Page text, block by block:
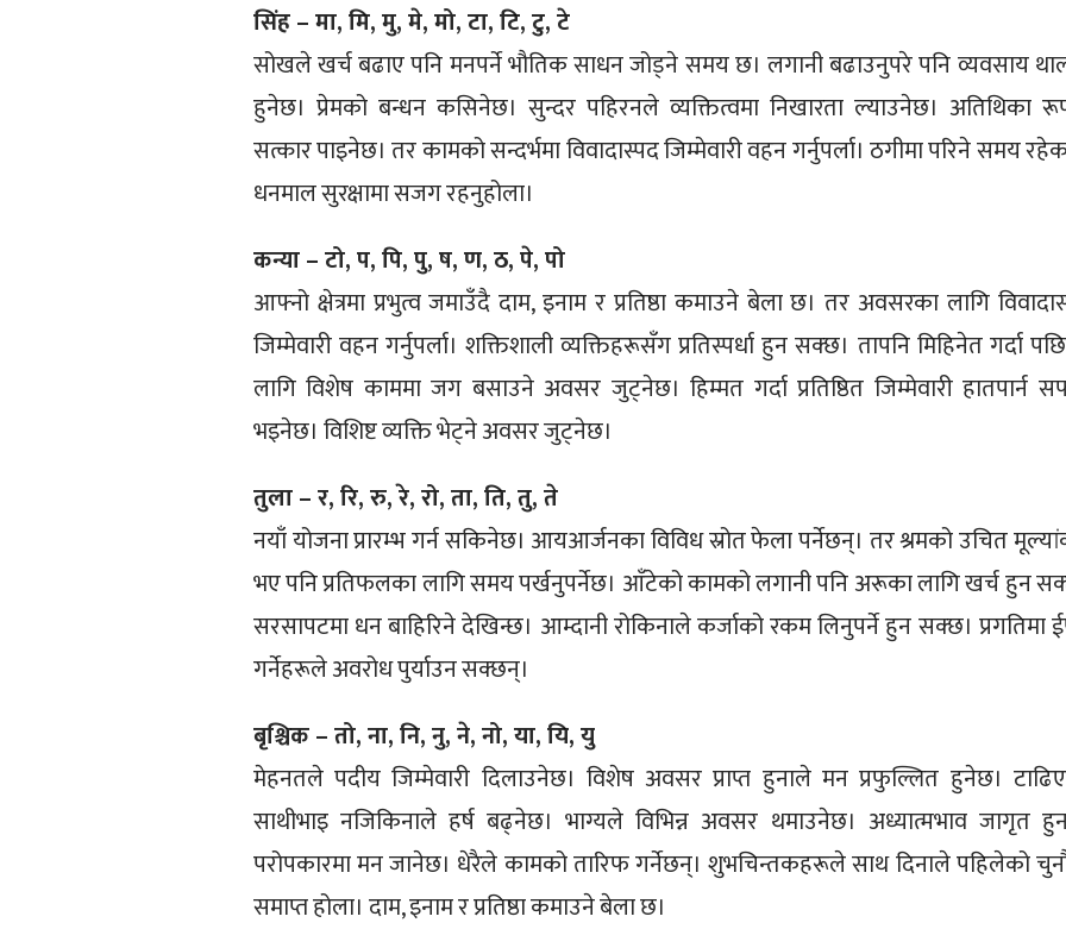
सिंह – मा, मि, मु, मे, मो, टा, टि, टु, टे
सोखले खर्च बढाए पनि मनपर्ने भौतिक साधन जोड्ने समय छ। लगानी बढाउनुपरे पनि व्यवसाय
हुनेछ। प्रेमको बन्धन कसिनेछ। सुन्दर पहिरनले व्यक्तित्वमा निखारता ल्याउनेछ। अतिथिका
सत्कार पाइनेछ। तर कामको सन्दर्भमा विवादास्पद जिम्मेवारी वहन गर्नुपर्ला। ठगीमा परिने समय
धनमाल सुरक्षामा सजग रहनुहोला।
कन्या – टो, प, पि, पु, ष, ण, ठ, पे, पो
आफ्नो क्षेत्रमा प्रभुत्व जमाउँदै दाम, इनाम र प्रतिष्ठा कमाउने बेला छ। तर अवसरका लागि
जिम्मेवारी वहन गर्नुपर्ला। शक्तिशाली व्यक्तिहरूसँग प्रतिस्पर्धा हुन सक्छ। तापनि मिहिनेत गर्दा
लागि विशेष काममा जग बसाउने अवसर जुट्नेछ। हिम्मत गर्दा प्रतिष्ठित जिम्मेवारी हातपार्न
भइनेछ। विशिष्ट व्यक्ति भेट्ने अवसर जुट्नेछ।
तुला – र, रि, रु, रे, रो, ता, ति, तु, ते
नयाँ योजना प्रारम्भ गर्न सकिनेछ। आयआर्जनका विविध स्रोत फेला पर्नेछन्। तर श्रमको उचित
भए पनि प्रतिफलका लागि समय पर्खनुपर्नेछ। आँटेको कामको लगानी पनि अरूका लागि खर्च हुन
सरसापटमा धन बाहिरिने देखिन्छ। आम्दानी रोकिनाले कर्जाको रकम लिनुपर्ने हुन सक्छ। प्रगतिमा
गर्नेहरूले अवरोध पुर्याउन सक्छन्।
बृश्चिक – तो, ना, नि, नु, ने, नो, या, यि, यु
मेहनतले पदीय जिम्मेवारी दिलाउनेछ। विशेष अवसर प्राप्त हुनाले मन प्रफुल्लित हुनेछ।
साथीभाइ नजिकिनाले हर्ष बढ्नेछ। भाग्यले विभिन्न अवसर थमाउनेछ। अध्यात्मभाव जागृत
परोपकारमा मन जानेछ। धेरैले कामको तारिफ गर्नेछन्। शुभचिन्तकहरूले साथ दिनाले पहिलेको
समाप्त होला। दाम, इनाम र प्रतिष्ठा कमाउने बेला छ।